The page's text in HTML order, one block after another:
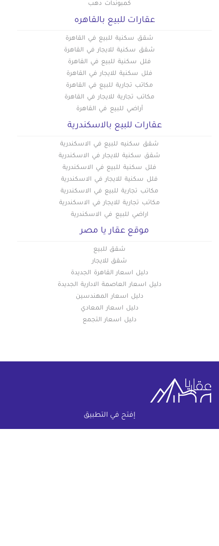
إفتح في التطبيق
كمبوندات دهب
عقارات للبيع بالقاهره
شقق سكنية للبيع في القاهرة
شقق سكنية للايجار في القاهرة
فلل سكنية للبيع في القاهرة
فلل سكنية للايجار في القاهرة
مكاتب تجارية للبيع في القاهرة
مكاتب تجارية للايجار في القاهرة
أراضي للبيع في القاهرة
عقارات للبيع بالاسكندرية
شقق سكنيه للبيع في الاسكندرية
شقق سكنية للايجار في الاسكندرية
فلل سكنية للبيع في الاسكندرية
فلل سكنية للايجار في الاسكندرية
مكاتب تجارية للبيع في الاسكندرية
مكاتب تجارية للايجار في الاسكندرية
اراضي للبيع في الاسكندرية
موقع عقار يا مصر
شقق للبيع
شقق للايجار
دليل اسعار القاهرة الجديدة
دليل اسعار العاصمة الادارية الجديدة
دليل اسعار المهندسين
دليل اسعار المعادي
دليل اسعار التجمع
خريطة الموقع